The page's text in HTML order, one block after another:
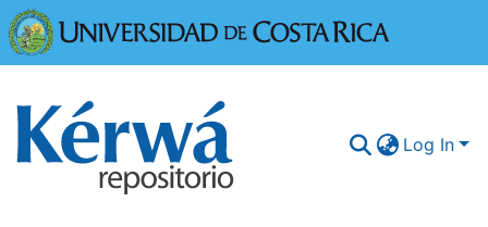
Log In